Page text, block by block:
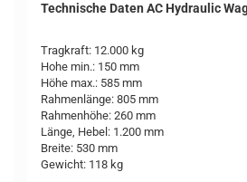
Technische Daten AC Hydraulic
Tragkraft: 12.000 kg
Hohe min.: 150 mm
Höhe max.: 585 mm
Rahmenlänge: 805 mm
Rahmenhöhe: 260 mm
Länge, Hebel: 1.200 mm
Breite: 530 mm
Gewicht: 118 kg